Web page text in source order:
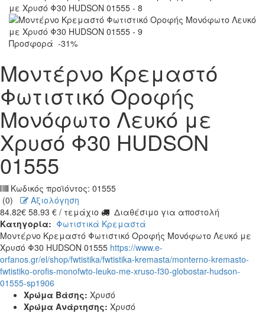
Προσφορά -31%
Μοντέρνο Κρεμαστό
Φωτιστικό Οροφής
Μονόφωτο Λευκό με
Χρυσό Φ30 HUDSON
01555
Κωδικός προϊόντος: 01555
(0)
Αξιολόγηση
84.82€ 58.93 € / τεμάχιο
Διαθέσιμο για αποστολή
Κατηγορία: Φωτιστικά Κρεμαστά
Μοντέρνο Κρεμαστό Φωτιστικό Οροφής Μονόφωτο Λευκό με
Χρυσό Φ30 HUDSON 01555 https://www.e-
orfanos.gr/el/shop/fwtistika/fwtistika-kremasta/monterno-kremasto-
fwtistiko-orofis-monofwto-leuko-me-xruso-f30-globostar-hudson-
01555-sp1906
Χρώμα Βάσης: Χρυσό
Χρώμα Ανάρτησης: Χρυσό